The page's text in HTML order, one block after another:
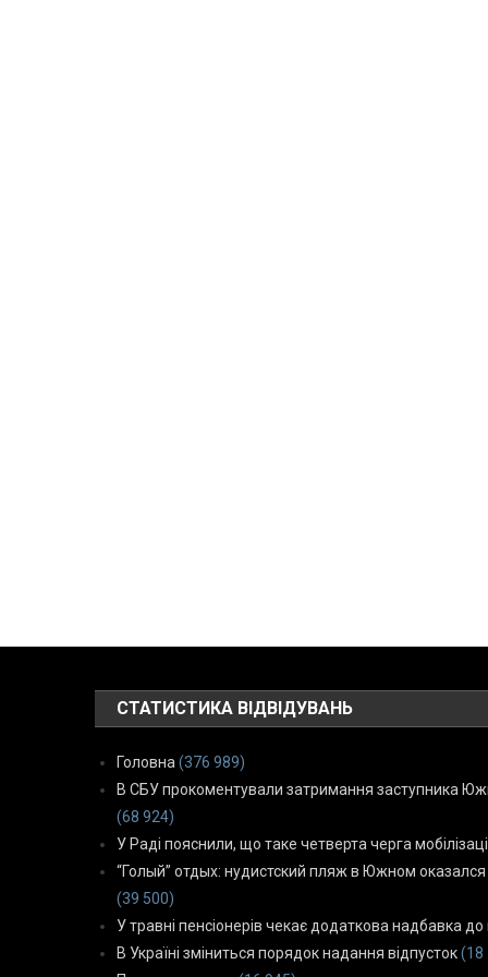
СТАТИСТИКА ВІДВІДУВАНЬ
Головна (376 989)
В СБУ прокоментували затримання заступника
(68 924)
У Раді пояснили, що таке четверта черга
“Голый” отдых: нудистский пляж в Южном
(39 500)
У травні пенсіонерів чекає додаткова надбавка до
В Україні зміниться порядок надання відпусток (18